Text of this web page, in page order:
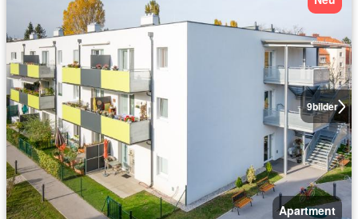
9bilder
Apartment